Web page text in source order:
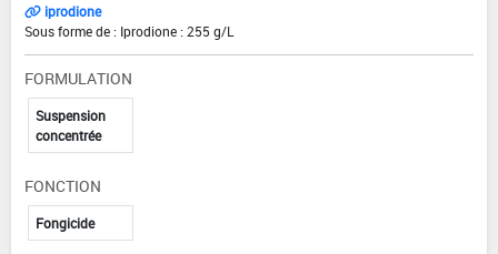
iprodione
Sous forme de : Iprodione : 255 g/L
FORMULATION
Suspension
concentrée
FONCTION
Fongicide